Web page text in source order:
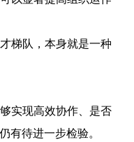
梯队，本身就是一种
实现高效协作、是否
有待进一步检验。